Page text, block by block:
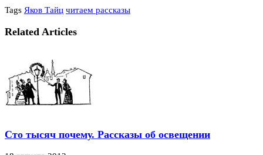
Tags Яков Тайц читаем рассказы
Related Articles
Сто тысяч почему. Рассказы об освещении